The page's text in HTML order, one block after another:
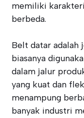
memiliki
berbeda.
Belt datar adalah
biasanya
dalam jalur
yang kuat dan
menampung
banyak industri